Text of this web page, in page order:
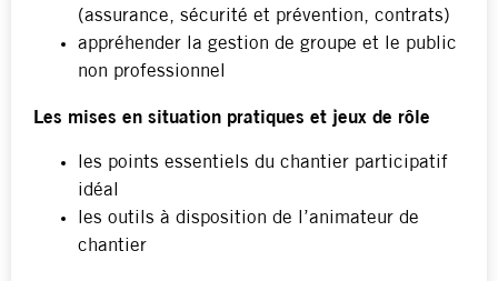
(assurance, sécurité et prévention, contrats)
appréhender la gestion de groupe et le public
non professionnel
Les mises en situation pratiques et jeux de rôle
les points essentiels du chantier participatif
idéal
les outils à disposition de l’animateur de
chantier